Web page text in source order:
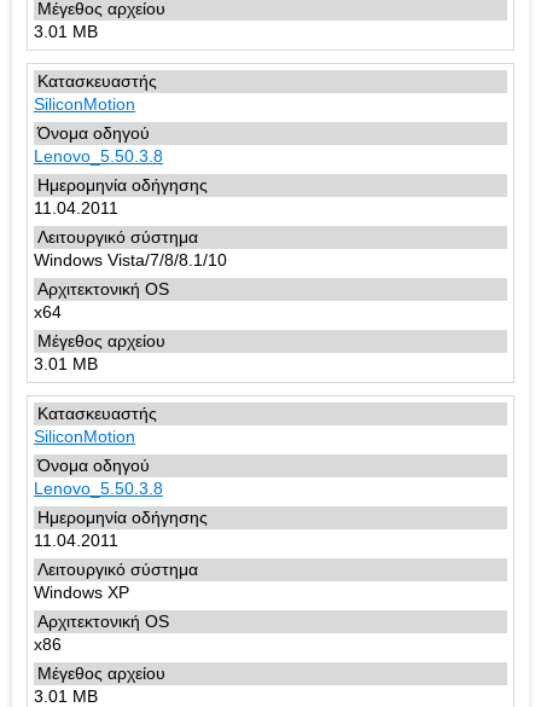
3.01 MB
SiliconMotion
Lenovo_5.50.3.8
11.04.2011
Windows Vista/7/8/8.1/10
x64
3.01 MB
SiliconMotion
Lenovo_5.50.3.8
11.04.2011
Windows XP
x86
3.01 MB